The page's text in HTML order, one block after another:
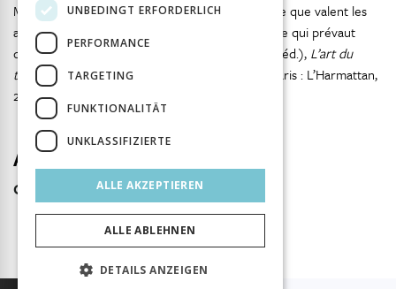
Menger Pierre-Michel, « Talent et réputation. Ce que valent les
analyses sociologiques de la valeur de l’artiste, ce qui prévaut
dans la sociologie », in Blanc Alain, Pessin Alain (éd.), L’art du
terrain. Mélanges offerts à Howard S. Becker,
Paris : L’Harmattan,
2004, (346 p.), p. 105-161.
Autor
Octave Debary
UNBEDINGT ERFORDERLICH
PERFORMANCE
TARGETING
FUNKTIONALITÄT
UNKLASSIFIZIERTE
ALLE AKZEPTIEREN
ALLE ABLEHNEN
DETAILS ANZEIGEN